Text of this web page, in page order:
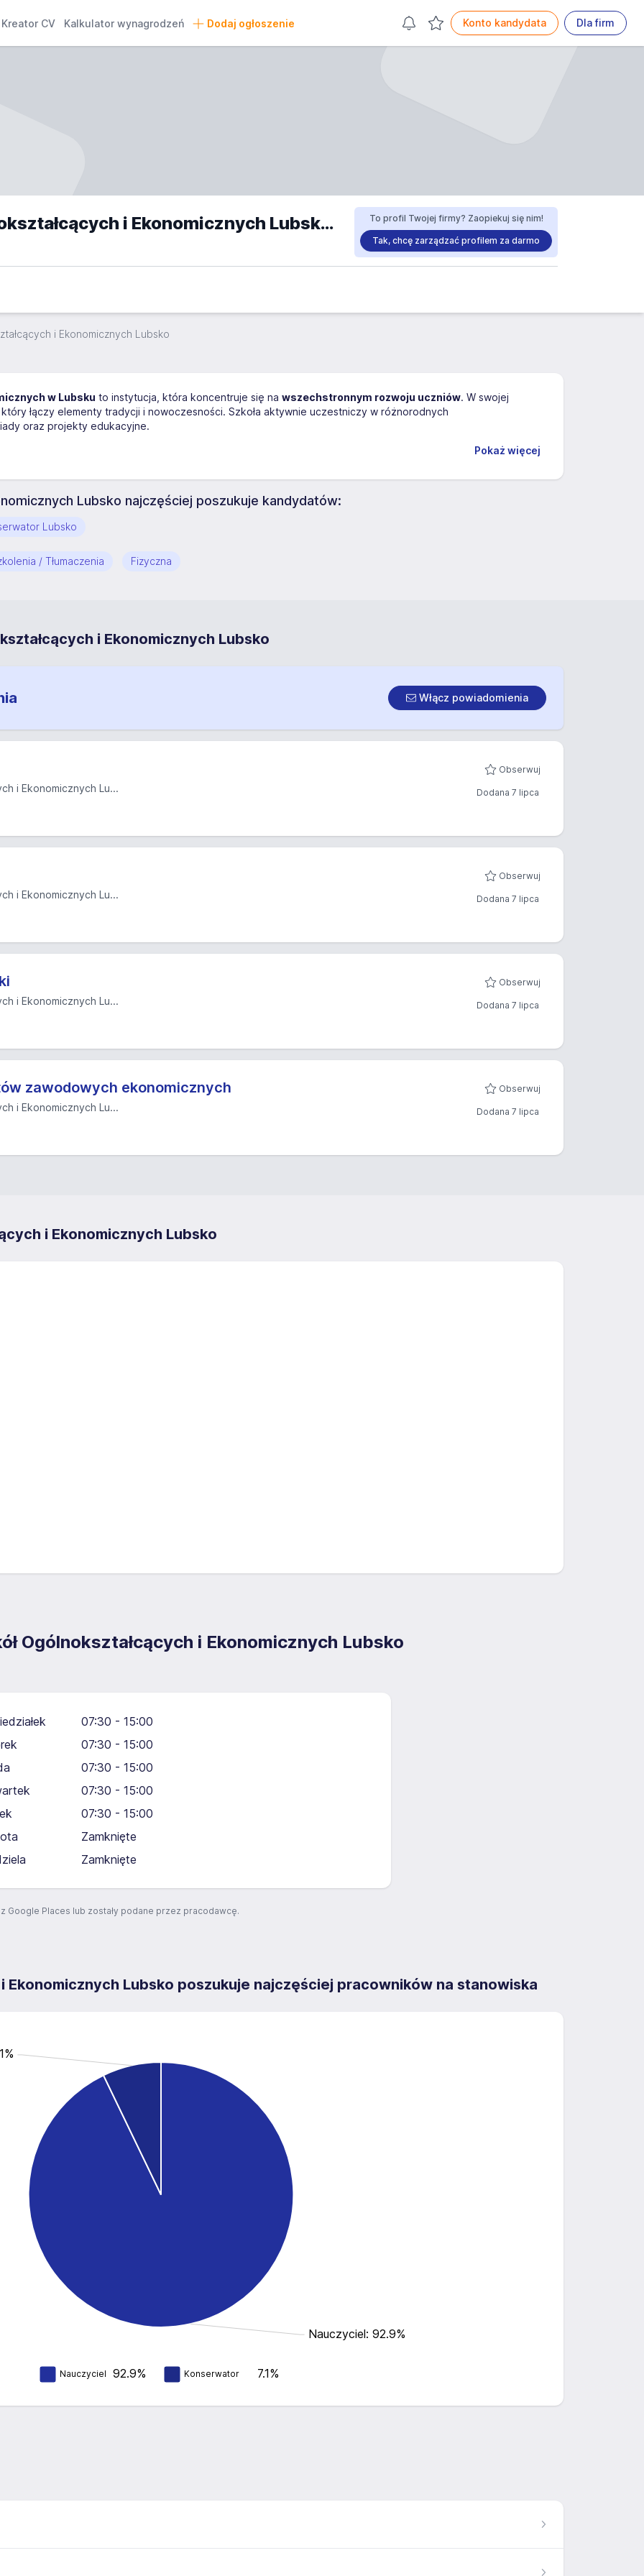
Kreator CV Kalkulator wynagrodzeń Dodaj ogłoszenie Konto kandydata Dla firm
Zespół Szkół Ogólnokształcących i Ekonomicznych Lubsko praca To profil Twojej firmy? Zaopiekuj się nim!
Tak, chcę zarządzać profilem za darmo
i Ekonomicznych Lubsko
w Lubsku to instytucja, która koncentruje się na wszechstronnym rozwoju uczniów. W swojej
łączy elementy tradycji i nowoczesności. Szkoła aktywnie uczestniczy w różnorodnych
oraz projekty edukacyjne.
Pokaż więcej
Lubsko najczęściej poszukuje kandydatów:
Lubsko
/ Tłumaczenia Fizyczna
i Ekonomicznych Lubsko
Włącz powiadomienia
i Ekonomicznych Lu...
Obserwuj
Dodana 7 lipca
i Ekonomicznych Lu...
Obserwuj
Dodana 7 lipca
i Ekonomicznych Lu...
Obserwuj
Dodana 7 lipca
zawodowych ekonomicznych
i Ekonomicznych Lu...
Obserwuj
Dodana 7 lipca
i Ekonomicznych Lubsko
Ogólnokształcących i Ekonomicznych Lubsko
07:30 - 15:00
07:30 - 15:00
07:30 - 15:00
07:30 - 15:00
07:30 - 15:00
Zamknięte
Zamknięte
Google Places lub zostały podane przez pracodawcę.
i Ekonomicznych Lubsko poszukuje najczęściej pracowników na stanowiska
Nauczyciel: 92.9%
Nauczyciel 92.9% Konserwator 7.1%